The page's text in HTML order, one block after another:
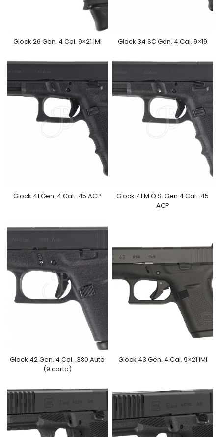
Glock 26 Gen. 4 Cal. 9×21 IMI Glock 34 SC Gen. 4 Cal. 9×19
Glock 41 Gen. 4 Cal. .45 ACP
Glock 41 M.O.S. Gen 4 Cal. .45
ACP
Glock 42 Gen. 4 Cal. .380 Auto
(9 corto)
Glock 43 Gen. 4 Cal. 9×21 IMI